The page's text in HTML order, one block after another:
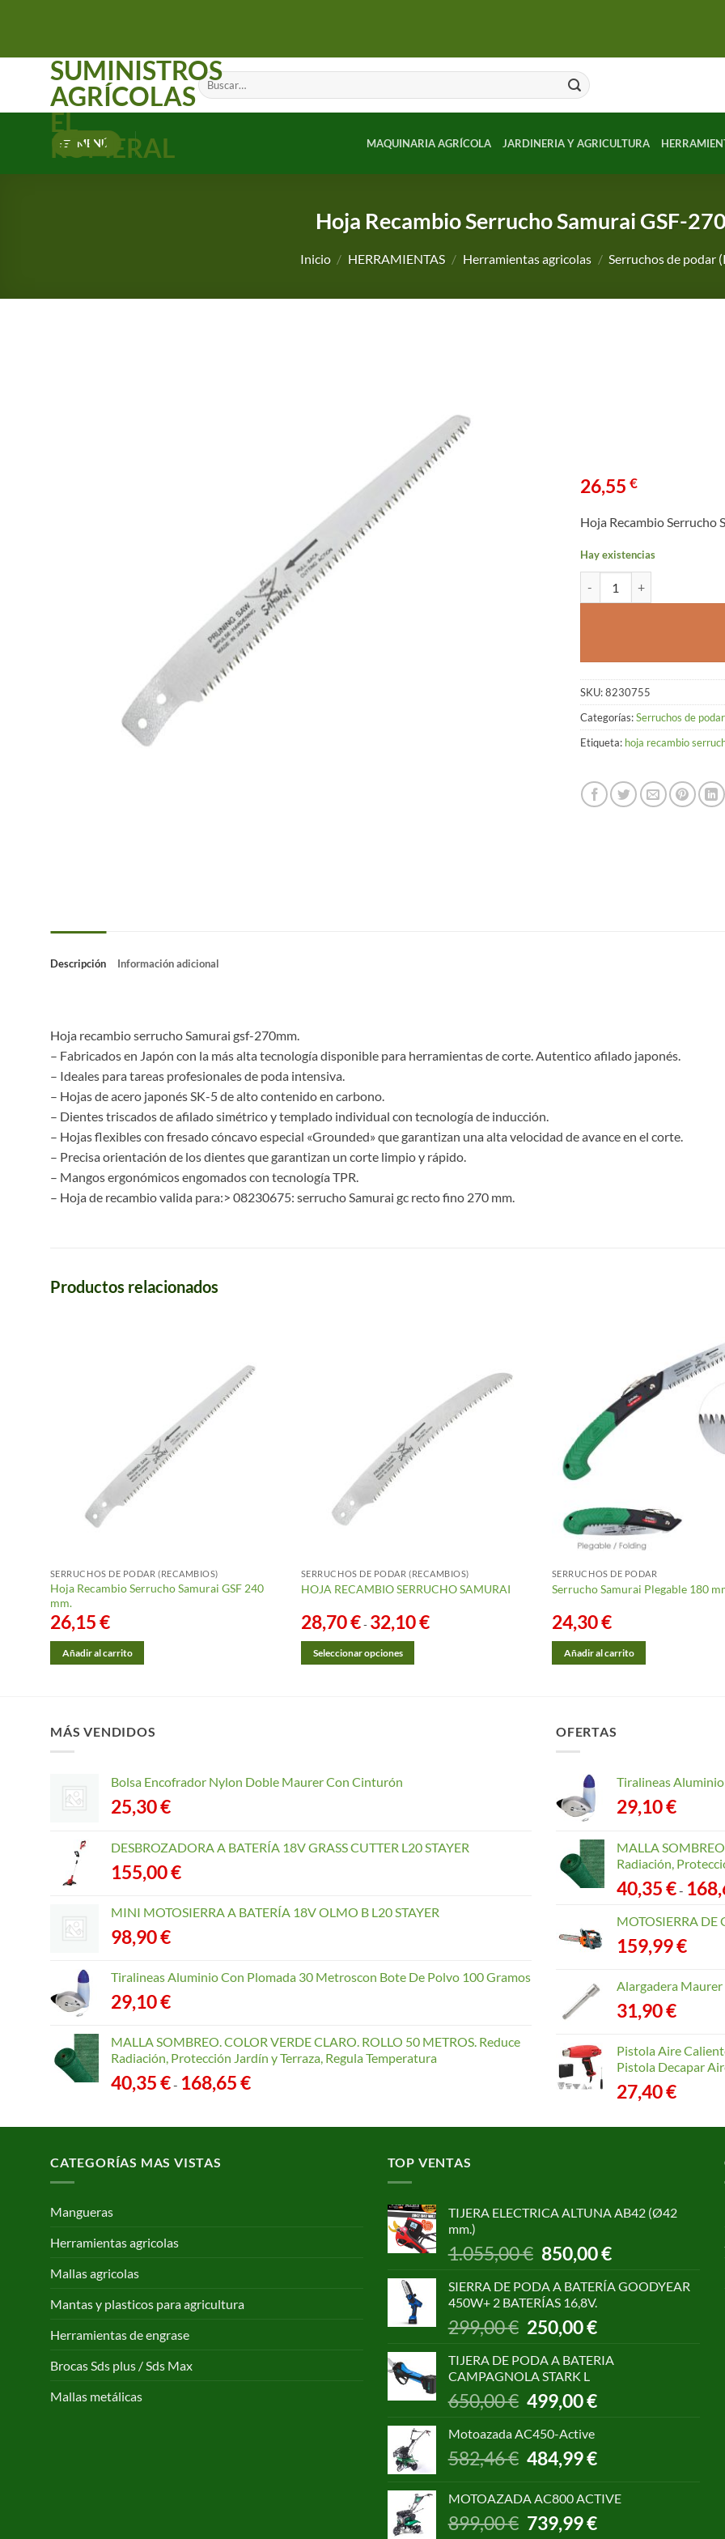
SUMINISTROS
AGRÍCOLAS
EL
ROMERAL
Buscar
por:
MENÚ MAQUINARIA AGRÍCOLA JARDINERIA Y AGRICULTURA
Hoja Recambio Serrucho Samurai GSF-
Inicio / HERRAMIENTAS / Herramientas agricolas / Serruchos de podar
26,55 €
Hoja Recambio Serrucho
Hay existencias
SKU:8230755
Categorías:Serruchos de
Etiqueta: hoja recambio
Descripción Información adicional
Hoja recambio serrucho Samurai gsf-270mm.
– Fabricados en Japón con la más alta tecnología disponible para herramientas de corte. Autentico afilado japonés.
– Ideales para tareas profesionales de poda intensiva.
– Hojas de acero japonés SK-5 de alto contenido en carbono.
– Dientes triscados de afilado simétrico y templado individual con tecnología de inducción.
– Hojas flexibles con fresado cóncavo especial «Grounded» que garantizan una alta velocidad de avance en el corte.
– Precisa orientación de los dientes que garantizan un corte limpio y rápido.
– Mangos ergonómicos engomados con tecnología TPR.
– Hoja de recambio valida para:> 08230675: serrucho Samurai gc recto fino 270 mm.
Productos relacionados
SERRUCHOS DE PODAR (RECAMBIOS)
Hoja Recambio Serrucho Samurai GSF 240
mm.
26,15€
Añadir al carrito
SERRUCHOS DE PODAR (RECAMBIOS)
HOJA RECAMBIO SERRUCHO SAMURAI
28,70€- 32,10€Rango
de
Seleccionar opciones
opciones
elegir
de
SERRUCHOS DE PODAR
Serrucho Samurai Plegable 180
24,30€
Añadir al carrito
MÁS VENDIDOS
Bolsa Encofrador Nylon Doble Maurer Con Cinturón
25,30€
DESBROZADORA A BATERÍA 18V GRASS CUTTER L20 STAYER
155,00€
MINI MOTOSIERRA A BATERÍA 18V OLMO B L20 STAYER
98,90€
Tiralineas Aluminio Con Plomada 30 Metroscon Bote De Polvo 100 Gramos
29,10€
MALLA SOMBREO. COLOR VERDE CLARO. ROLLO 50 METROS. Reduce
Radiación, Protección Jardín y Terraza, Regula Temperatura
40,35€- 168,65€Rango
desde
OFERTAS
Tiralineas
29,10€
MALLA
Radiación,
40,35€-
MOTOSIERRA
159,99€
Alargadera
31,90€
Pistola Aire
Pistola Decapar
27,40€
CATEGORÍAS MAS VISTAS
Mangueras
Herramientas agricolas
Mallas agricolas
Mantas y plasticos para agricultura
Herramientas de engrase
Brocas Sds plus / Sds Max
Mallas metálicas
TOP VENTAS
TIJERA ELECTRICA ALTUNA AB42 (Ø42
mm.)
1.055,00€ El
precio
original
era:
850,00€El
precio
actual
SIERRA DE PODA A BATERÍA GOODYEAR
450W+ 2 BATERÍAS 16,8V.
299,00€ El
precio
original
era:
250,00€El
precio
actual
TIJERA DE PODA A BATERIA
CAMPAGNOLA STARK L
650,00€
El
precio
original
650,00 €.
499,00€El
precio
499,00 €.
Motoazada AC450-Active
582,46€
El
precio
era:
582,46 €.
484,99€El
precio
es:
484,99 €.
MOTOAZADA AC800 ACTIVE
899,00€ El
precio
739,99€El
precio